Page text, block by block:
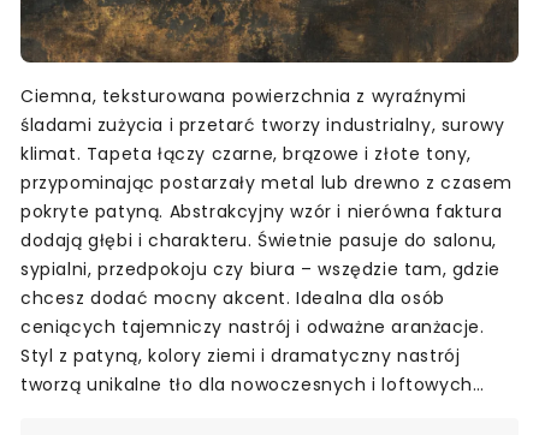
Ciemna, teksturowana powierzchnia z wyraźnymi
śladami zużycia i przetarć tworzy industrialny, surowy
klimat. Tapeta łączy czarne, brązowe i złote tony,
przypominając postarzały metal lub drewno z czasem
pokryte patyną. Abstrakcyjny wzór i nierówna faktura
dodają głębi i charakteru. Świetnie pasuje do salonu,
sypialni, przedpokoju czy biura – wszędzie tam, gdzie
chcesz dodać mocny akcent. Idealna dla osób
ceniących tajemniczy nastrój i odważne aranżacje.
Styl z patyną, kolory ziemi i dramatyczny nastrój
tworzą unikalne tło dla nowoczesnych i loftowych